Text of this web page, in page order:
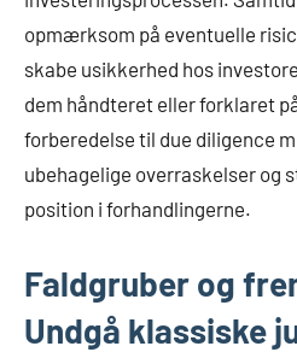
opmærksom på eventuelle
skabe usikkerhed hos
dem håndteret eller forklaret
forberedelse til due diligence
ubehagelige overraskelser og
position i forhandlingerne.
Faldgruber og
Undgå klassiske